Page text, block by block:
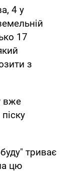
4 у
17
з
вже
триває
цю